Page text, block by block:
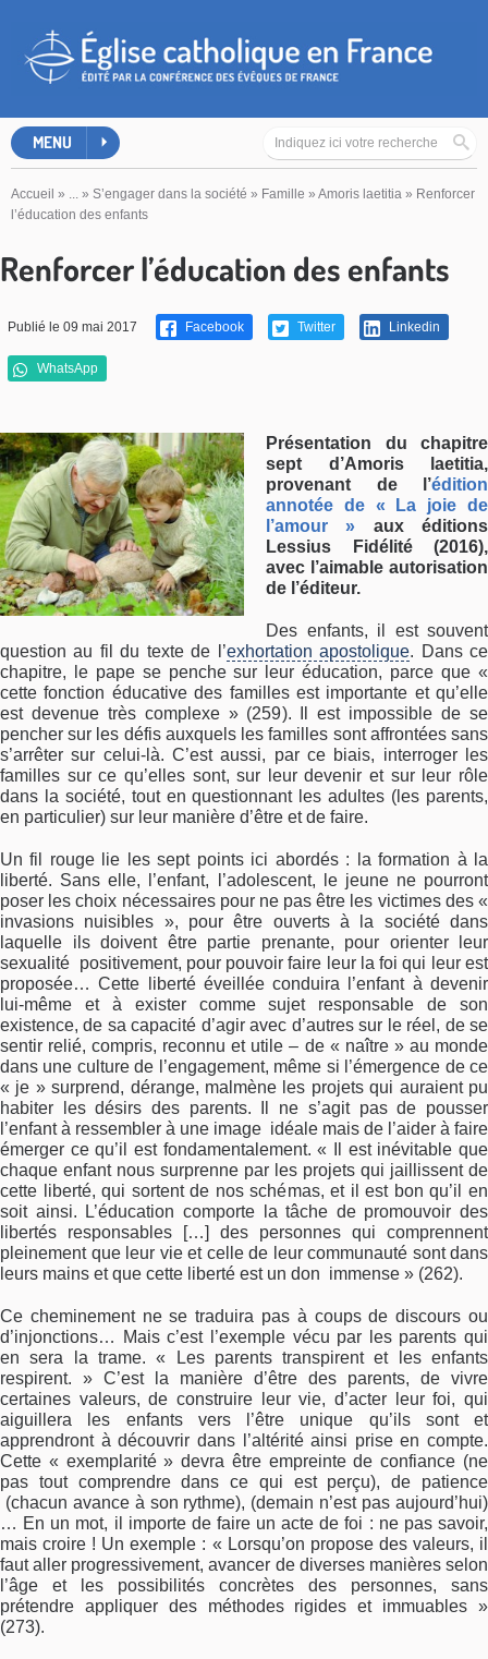
MENU
Accueil » ... » S’engager dans la société » Famille » Amoris laetitia » Renforcer
l’éducation des enfants
Renforcer l’éducation des enfants
Publié le 09 mai 2017 Facebook Twitter Linkedin
WhatsApp
Présentation du chapitre
sept d’Amoris laetitia,
provenant de l’édition
annotée de « La joie de
l’amour » aux éditions
Lessius Fidélité (2016),
avec l’aimable autorisation
de l’éditeur.
Des enfants, il est souvent
question au fil du texte de l’exhortation apostolique. Dans ce
chapitre, le pape se penche sur leur éducation, parce que «
cette fonction éducative des familles est importante et qu’elle
est devenue très complexe » (259). Il est impossible de se
pencher sur les défis auxquels les familles sont affrontées sans
s’arrêter sur celui-là. C’est aussi, par ce biais, interroger les
familles sur ce qu’elles sont, sur leur devenir et sur leur rôle
dans la société, tout en questionnant les adultes (les parents,
en particulier) sur leur manière d’être et de faire.
Un fil rouge lie les sept points ici abordés : la formation à la
liberté. Sans elle, l’enfant, l’adolescent, le jeune ne pourront
poser les choix nécessaires pour ne pas être les victimes des «
invasions nuisibles », pour être ouverts à la société dans
laquelle ils doivent être partie prenante, pour orienter leur
sexualité positivement, pour pouvoir faire leur la foi qui leur est
proposée… Cette liberté éveillée conduira l’enfant à devenir
lui-même et à exister comme sujet responsable de son
existence, de sa capacité d’agir avec d’autres sur le réel, de se
sentir relié, compris, reconnu et utile – de « naître » au monde
dans une culture de l’engagement, même si l’émergence de ce
« je » surprend, dérange, malmène les projets qui auraient pu
habiter les désirs des parents. Il ne s’agit pas de pousser
l’enfant à ressembler à une image idéale mais de l’aider à faire
émerger ce qu’il est fondamentalement. « Il est inévitable que
chaque enfant nous surprenne par les projets qui jaillissent de
cette liberté, qui sortent de nos schémas, et il est bon qu’il en
soit ainsi. L’éducation comporte la tâche de promouvoir des
libertés responsables […] des personnes qui comprennent
pleinement que leur vie et celle de leur communauté sont dans
leurs mains et que cette liberté est un don immense » (262).
Ce cheminement ne se traduira pas à coups de discours ou
d’injonctions… Mais c’est l’exemple vécu par les parents qui
en sera la trame. « Les parents transpirent et les enfants
respirent. » C’est la manière d’être des parents, de vivre
certaines valeurs, de construire leur vie, d’acter leur foi, qui
aiguillera les enfants vers l’être unique qu’ils sont et
apprendront à découvrir dans l’altérité ainsi prise en compte.
Cette « exemplarité » devra être empreinte de confiance (ne
pas tout comprendre dans ce qui est perçu), de patience
(chacun avance à son rythme), (demain n’est pas aujourd’hui)
… En un mot, il importe de faire un acte de foi : ne pas savoir,
mais croire ! Un exemple : « Lorsqu’on propose des valeurs, il
faut aller progressivement, avancer de diverses manières selon
l’âge et les possibilités concrètes des personnes, sans
prétendre appliquer des méthodes rigides et immuables »
(273).